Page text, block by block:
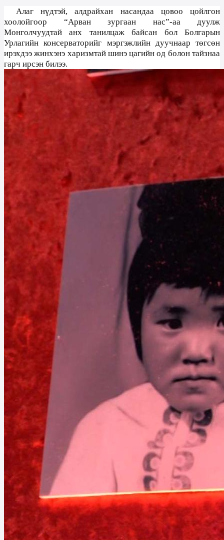
Алаг нүдтэй, алдрайхан насандаа цовоо цойлгон
хоолойгоор “Арван зургаан нас”-аа дуулж
Монголчуудтай анх танилцаж байсан бол Болгарын
Урлагийн консерваторийг мэргэжлийн дуучнаар төгсөн
ирэхдээ жинхэнэ харизмтай шинэ цагийн од болон тайзнаа
гарч ирсэн билээ.